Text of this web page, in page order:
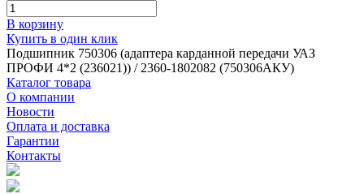
В корзину
Купить в один клик
Подшипник 750306 (адаптера карданной передачи УАЗ
ПРОФИ 4*2 (236021)) / 2360-1802082 (750306АКУ)
Каталог товара
О компании
Новости
Оплата и доставка
Гарантии
Контакты